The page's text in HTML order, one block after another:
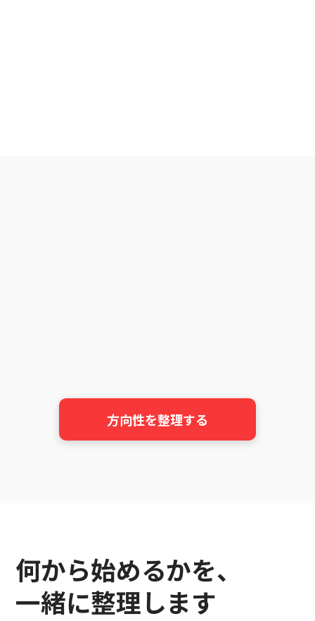
方向性を整理する
何から始めるかを、
一緒に整理します